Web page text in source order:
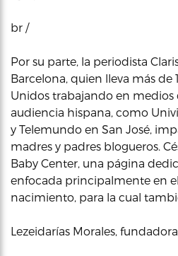
br /
Por su parte, la periodista
Barcelona, quien lleva más de
Unidos trabajando en medios
audiencia hispana, como
y Telemundo en San José,
madres y padres blogueros.
Baby Center, una página
enfocada principalmente en
nacimiento, para la cual
Lezeidarías Morales,